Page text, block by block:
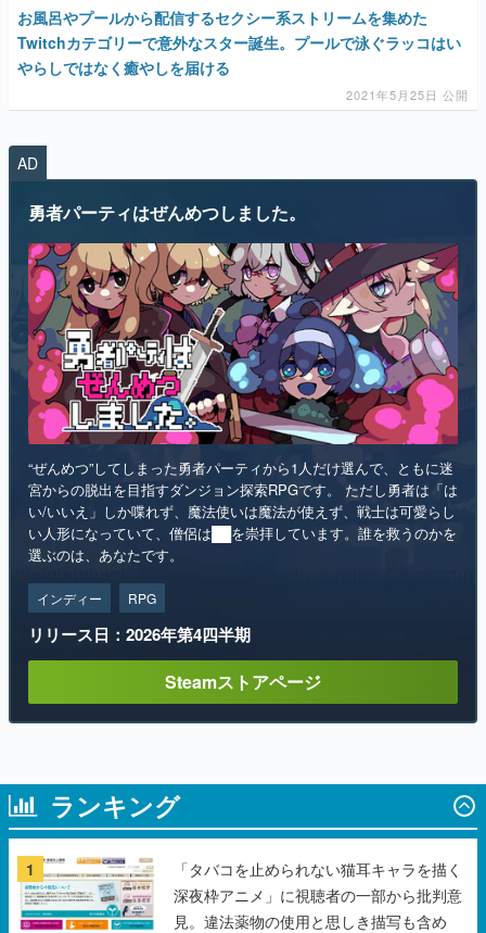
お風呂やプールから配信するセクシー系ストリームを集めた
Twitchカテゴリーで意外なスター誕生。プールで泳ぐラッコはい
やらしではなく癒やしを届ける
2021年5月25日 公開
AD
勇者パーティはぜんめつしました。
“ぜんめつ”してしまった勇者パーティから1人だけ選んで、ともに迷
宮からの脱出を目指すダンジョン探索RPGです。 ただし勇者は「は
い/いいえ」しか喋れず、魔法使いは魔法が使えず、戦士は可愛らし
い人形になっていて、僧侶は██を崇拝しています。誰を救うのかを
選ぶのは、あなたです。
インディー RPG
リリース日：2026年第4四半期
Steamストアページ
ランキング
1
「タバコを止められない猫耳キャラを描く
深夜枠アニメ」に視聴者の一部から批判意
見。違法薬物の使用と思しき描写も含め